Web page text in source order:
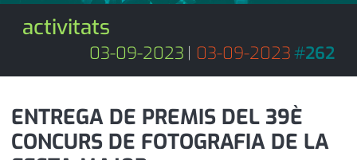
agenda
cultura
economia
empresa
entrevista
d'interès
contacte
farmàcies
activitats
03-09-2023 | 03-09-2023#262
ENTREGA DE PREMIS DEL 39È
CONCURS DE FOTOGRAFIA DE LA